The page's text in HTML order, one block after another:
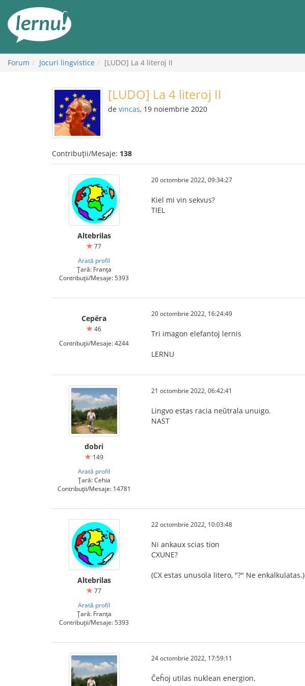
conținut
Forum Jocuri lingvistice [LUDO] La 4 literoj II
[LUDO] La 4 literoj II
de vincas, 19 noiembrie 2020
Contribuții/Mesaje: 138
Altebrilas
77
Arată profil
Țară: Franța
Contribuții/Mesaje: 5393
20 octombrie 2022, 09:34:27
Kiel mi vin sekvus?
TIEL
Серёга
46
Contribuții/Mesaje: 4244
20 octombrie 2022, 16:24:49
Tri imagon elefantoj lernis
LERNU
dobri
149
Arată profil
Țară: Cehia
Contribuții/Mesaje: 14781
21 octombrie 2022, 06:42:41
Lingvo estas racia neŭtrala unuigo.
NAST
Altebrilas
77
Arată profil
Țară: Franța
Contribuții/Mesaje: 5393
22 octombrie 2022, 10:03:48
Ni ankaux scias tion
CXUNE?
(CX estas unusola litero, "?" Ne enkalkulatas.)
24 octombrie 2022, 17:59:11
Ĉeĥoj utilas nuklean energion.